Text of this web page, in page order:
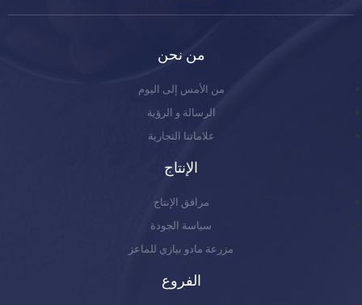
من نحن
من الأمس إلى اليوم
الرسالة و الرؤية
علاماتنا التجارية
الإنتاج
مرافق الإنتاج
سياسة الجودة
مزرعة مادو بيازي للماعز
الفروع